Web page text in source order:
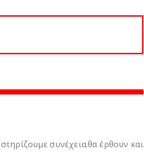
συνέχεια.θα έρθουν και